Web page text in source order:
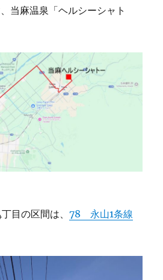
当麻温泉「ヘルシーシャト
目の区間は、78 永山1条線